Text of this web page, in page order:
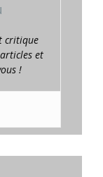
critique
et
!